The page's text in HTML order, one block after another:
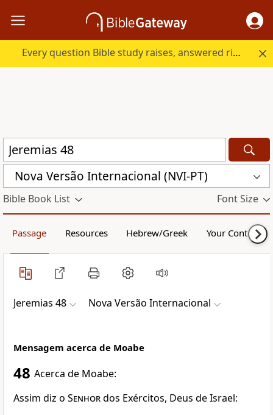
Every question Bible study raises, answered right here.
Nova Versão Internacional (NVI-PT)
Bible Book List Font Size
Passage Resources Hebrew/Greek Your Content
Jeremias 48 Nova Versão Internacional
Mensagem acerca de Moabe
48 Acerca de Moabe:
Assim diz o Senhordos Exércitos, Deus de Israel: